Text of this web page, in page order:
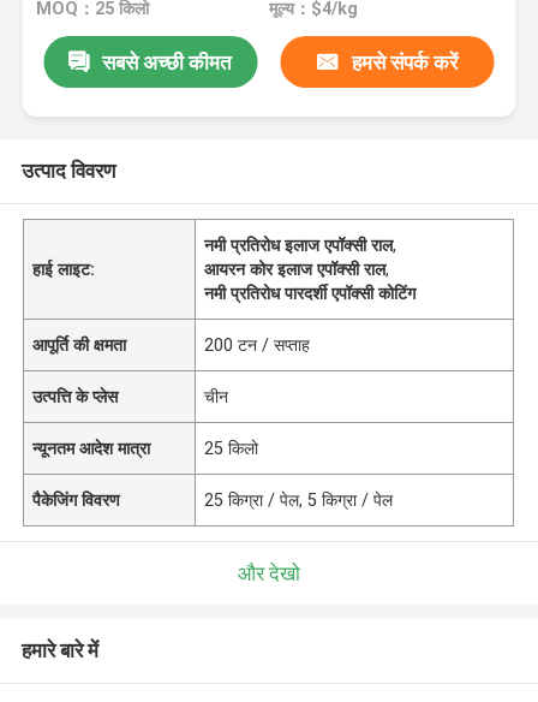
MOQ：25 किलो मूल्य：$4/kg
सबसे अच्छी कीमत हमसे संपर्क करें
उत्पाद विवरण
हाई लाइट:
नमी प्रतिरोध इलाज एपॉक्सी राल,
आयरन कोर इलाज एपॉक्सी राल,
नमी प्रतिरोध पारदर्शी एपॉक्सी कोटिंग
आपूर्ति की क्षमता 200 टन / सप्ताह
उत्पत्ति के प्लेस चीन
न्यूनतम आदेश मात्रा 25 किलो
पैकेजिंग विवरण 25 किग्रा / पेल, 5 किग्रा / पेल
और देखो
हमारे बारे में